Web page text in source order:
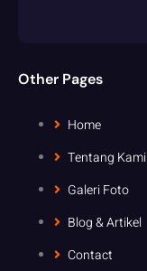
Other Pages
Home
Tentang Kami
Galeri Foto
Blog & Artikel
Contact